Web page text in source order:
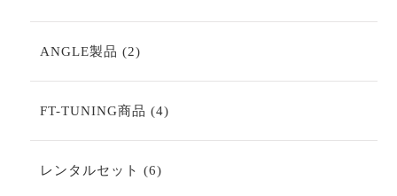
の
商
品
ANGLE製品 22
の
商
品
FT-TUNING商品 44
の
レンタルセット 66